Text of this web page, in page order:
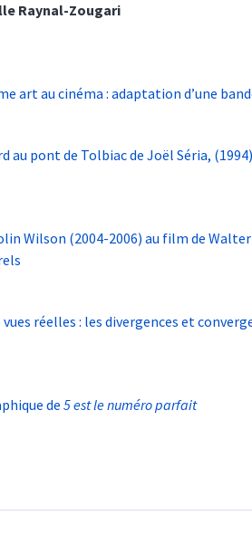
Raynal-Zougari
art au cinéma : adaptation d’une
pont de Tolbiac de Joël Séria, (1994)
Wilson (2004-2006) au film de
réelles : les divergences et
de5 est le numéro parfait